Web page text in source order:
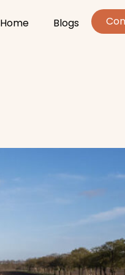
Home Blogs